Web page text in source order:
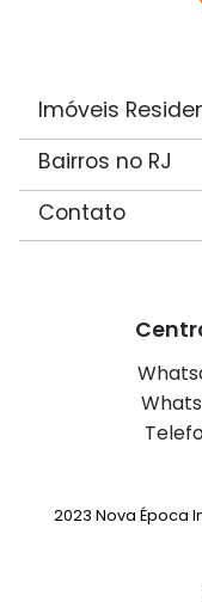
Imóveis
Bairros no RJ
Contato
2023 Nova Época